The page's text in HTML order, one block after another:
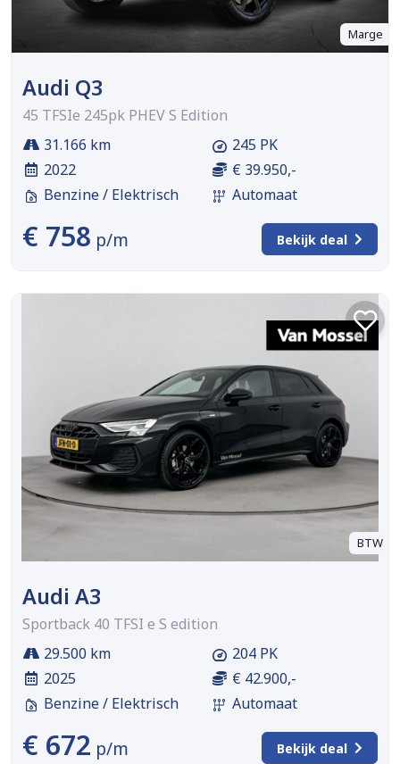
Marge
Audi Q3
45 TFSIe 245pk PHEV S Edition
31.166 km
2022
Benzine / Elektrisch
245 PK
€ 39.950,-
Automaat
€ 758 p/m Bekijk deal
BTW
Audi A3
Sportback 40 TFSI e S edition
29.500 km
2025
Benzine / Elektrisch
204 PK
€ 42.900,-
Automaat
€ 672 p/m Bekijk deal